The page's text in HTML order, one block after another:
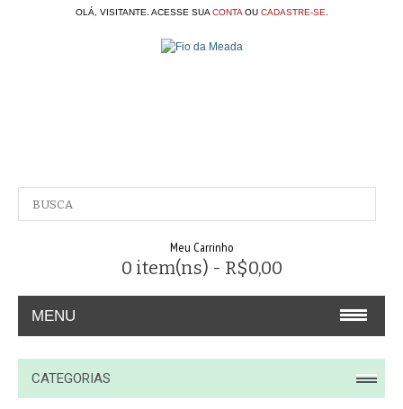
OLÁ, VISITANTE. ACESSE SUA CONTAOU CADASTRE-SE
Meu Carrinho
0 item(ns) - R$0,00
MENU
A EMPRESA
CONTATO
CATEGORIAS